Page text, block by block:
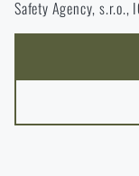
Safety Agency,
Marketingové
Tieto súbory
smerovanú na
náš obchod
Vďaka týmto